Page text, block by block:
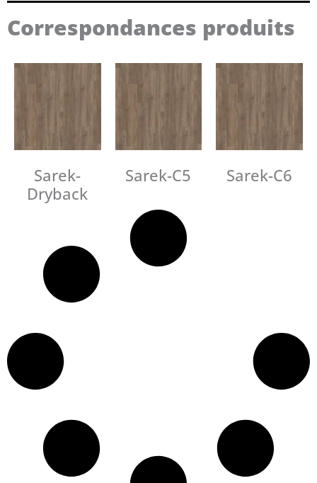
Correspondances produits
Sarek-
Dryback
Sarek-C5 Sarek-C6